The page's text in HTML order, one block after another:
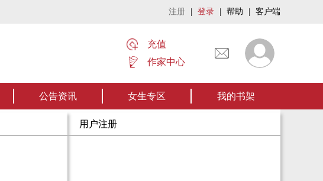
注册 登录 帮助 客户端
充值
作家中心
公告资讯 女生专区 我的书架
用户注册